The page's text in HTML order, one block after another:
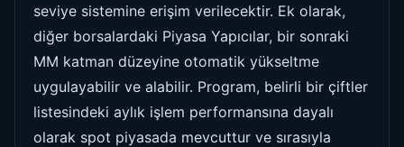
seviye sistemine erişim verilecektir. Ek olarak,
diğer borsalardaki Piyasa Yapıcılar, bir sonraki
MM katman düzeyine otomatik yükseltme
uygulayabilir ve alabilir. Program, belirli bir çiftler
listesindeki aylık işlem performansına dayalı
olarak spot piyasada mevcuttur ve sırasıyla